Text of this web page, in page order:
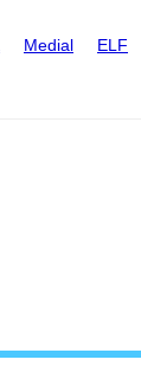
Medial ELF